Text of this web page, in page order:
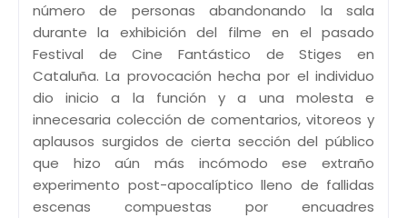
número de personas abandonando la sala
durante la exhibición del filme en el pasado
Festival de Cine Fantástico de Stiges en
Cataluña. La provocación hecha por el individuo
dio inicio a la función y a una molesta e
innecesaria colección de comentarios, vitoreos y
aplausos surgidos de cierta sección del público
que hizo aún más incómodo ese extraño
experimento post-apocalíptico lleno de fallidas
escenas compuestas por encuadres